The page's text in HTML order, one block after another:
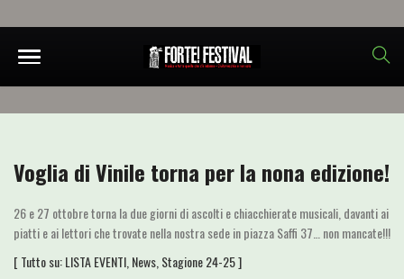
Voglia di Vinile torna per la nona edizione!
26 e 27 ottobre torna la due giorni di ascolti e chiacchierate musicali, davanti ai
piatti e ai lettori che trovate nella nostra sede in piazza Saffi 37… non mancate!!!
[ Tutto su:LISTA EVENTI News Stagione 24-25]